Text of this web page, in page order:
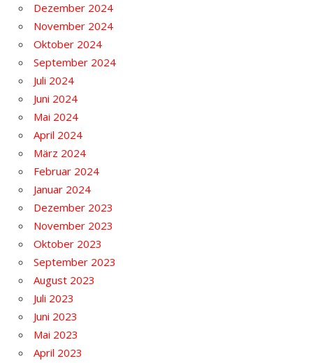
Dezember 2024
November 2024
Oktober 2024
September 2024
Juli 2024
Juni 2024
Mai 2024
April 2024
März 2024
Februar 2024
Januar 2024
Dezember 2023
November 2023
Oktober 2023
September 2023
August 2023
Juli 2023
Juni 2023
Mai 2023
April 2023